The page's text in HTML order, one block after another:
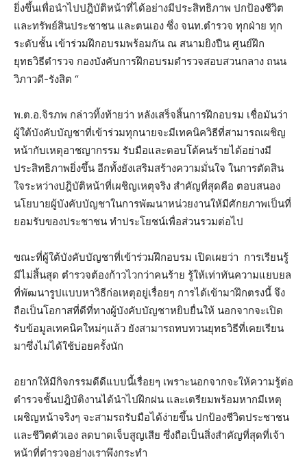
ยิ่งขึ้นเพื่อนำไปปฎิบัติหน้าที่ได้อย่างมีประสิทธิภาพ ปกป้องชีวิต
และทรัพย์สินประชาชน และตนเอง ซึ่ง จนท.ตำรวจ ทุกฝ่าย ทุก
ระดับชั้น เข้าร่วมฝึกอบรมพร้อมกัน ณ สนามยิงปืน ศูนย์ฝึก
ยุทธวิธีตำรวจ กองบังคับการฝึกอบรมตำรวจสอบสวนกลาง ถนน
วิภาวดี-รังสิต “
พ.ต.อ.จิรภพ กล่าวทิ้งท้ายว่า หลังเสร็จสิ้นการฝึกอบรม เชื่อมันว่า
ผู้ใต้บังคับบัญชาที่เข้าร่วมทุกนายจะมีเทคนิควิธีที่สามารถเผชิญ
หน้ากับเหตุอาชญากรรม รับมือและตอบโต้คนร้ายได้อย่างมี
ประสิทธิภาพยิ่งขึ้น อีกทั้งยังเสริมสร้างความมั่นใจ ในการตัดสิน
ใจระหว่างปฎิบัติหน้าที่เผชิญเหตุจริง สำคัญที่สุดคือ ตอบสนอง
นโยบายผู้บังคับบัญชาในการพัฒนาหน่วยงานให้มีศักยภาพเป็นที่
ยอมรับของประชาชน ทำประโยชน์เพื่อส่วนรวมต่อไป
ขณะที่ผู้ใต้บังคับบัญชาที่เข้าร่วมฝึกอบรม เปิดเผยว่า การเรียนรู้
มีไม่สิ้นสุด ตำรวจต้องก้าวไวกว่าคนร้าย รู้ให้เท่าทันความแยบยล
ที่พัฒนารูปแบบหาวิธีก่อเหตุอยู่เรื่อยๆ การได้เข้ามาฝึกตรงนี้ จึง
ถือเป็นโอกาสที่ดีที่ทางผู้บังคับบัญชาหยิบยื่นให้ นอกจากจะเปิด
รับข้อมูลเทคนิคใหม่ๆแล้ว ยังสามารถทบทวนยุทธวิธีที่เคยเรียน
มาซึ่งไม่ได้ใช้บ่อยครั้งนัก
อยากให้มีกิจกรรมดีดีแบบนี้เรื่อยๆ เพราะนอกจากจะให้ความรู้ต่อ
ตำรวจชั้นปฎิบัติงานได้นำไปฝึกฝน และเตรียมพร้อมหากมีเหตุ
เผชิญหน้าจริงๆ จะสามรถรับมือได้ง่ายขึ้น ปกป้องชีวิตประชาชน
และชีวิตตัวเอง ลดบาดเจ็บสูญเสีย ซึ่งถือเป็นสิ่งสำคัญที่สุดที่เจ้า
หน้าที่ตำรวจอย่างเราพึงกระทำ